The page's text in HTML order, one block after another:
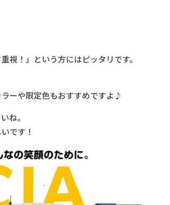
視！」という方にはピッタリです。
ーや限定色もおすすめですよ♪
ね。
です！